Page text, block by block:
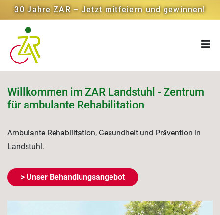
30 Jahre ZAR – Jetzt mitfeiern und gewinnen!
Willkommen im ZAR Landstuhl - Zentrum
für ambulante Rehabilitation
Ambulante Rehabilitation, Gesundheit und Prävention in
Landstuhl.
> Unser Behandlungsangebot